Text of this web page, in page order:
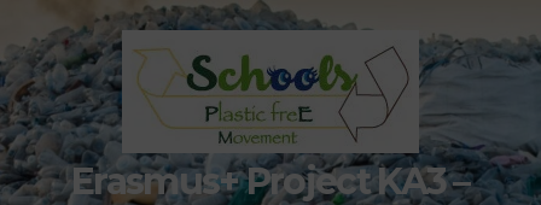
Erasmus+ Project KA3 –